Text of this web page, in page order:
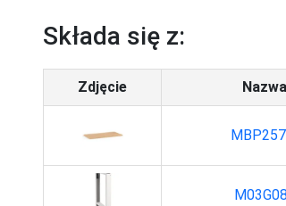
Składa się z:
Zdjęcie